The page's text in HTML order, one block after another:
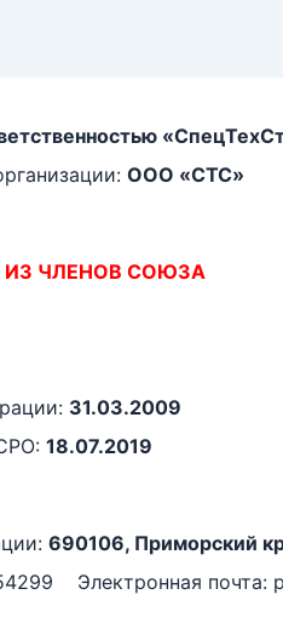
ООО «СТС»
ЧЛЕНОВ СОЮЗА
31.03.2009
18.07.2019
690106, Приморский
Электронная почта: